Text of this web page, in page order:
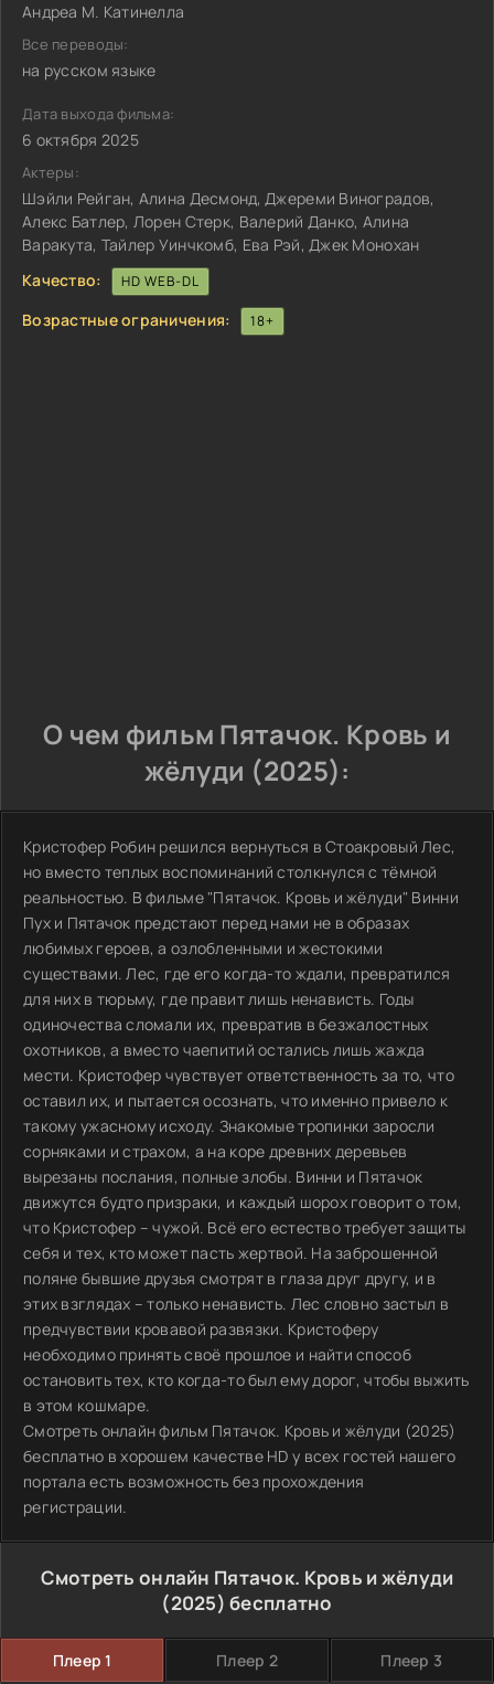
Андреа М. Катинелла
Все переводы:
на русском языке
Дата выхода фильма:
6 октября 2025
Актеры:
Шэйли Рейган, Алина Десмонд, Джереми Виноградов,
Алекс Батлер, Лорен Стерк, Валерий Данко, Алина
Варакута, Тайлер Уинчкомб, Ева Рэй, Джек Монохан
Качество:
HD WEB-DL
Возрастные ограничения: 18+
О чем фильм Пятачок. Кровь и
жёлуди (2025):
Кристофер Робин решился вернуться в Стоакровый Лес,
но вместо теплых воспоминаний столкнулся с тёмной
реальностью. В фильме "Пятачок. Кровь и жёлуди" Винни
Пух и Пятачок предстают перед нами не в образах
любимых героев, а озлобленными и жестокими
существами. Лес, где его когда-то ждали, превратился
для них в тюрьму, где правит лишь ненависть. Годы
одиночества сломали их, превратив в безжалостных
охотников, а вместо чаепитий остались лишь жажда
мести. Кристофер чувствует ответственность за то, что
оставил их, и пытается осознать, что именно привело к
такому ужасному исходу. Знакомые тропинки заросли
сорняками и страхом, а на коре древних деревьев
вырезаны послания, полные злобы. Винни и Пятачок
движутся будто призраки, и каждый шорох говорит о том,
что Кристофер – чужой. Всё его естество требует защиты
себя и тех, кто может пасть жертвой. На заброшенной
поляне бывшие друзья смотрят в глаза друг другу, и в
этих взглядах – только ненависть. Лес словно застыл в
предчувствии кровавой развязки. Кристоферу
необходимо принять своё прошлое и найти способ
остановить тех, кто когда-то был ему дорог, чтобы выжить
в этом кошмаре.
Смотреть онлайн фильм Пятачок. Кровь и жёлуди (2025)
бесплатно в хорошем качестве HD у всех гостей нашего
портала есть возможность без прохождения
регистрации.
Смотреть онлайн Пятачок. Кровь и жёлуди
(2025) бесплатно
Плеер 1 Плеер 2 Плеер 3